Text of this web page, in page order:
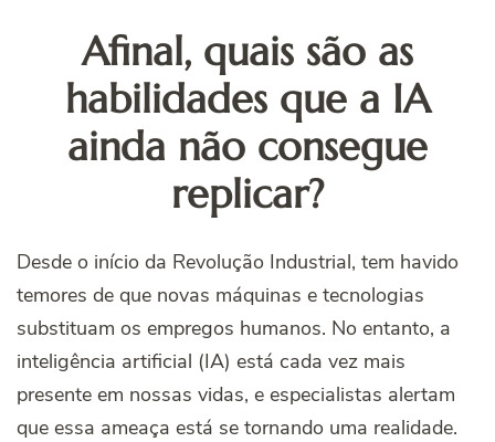
Afinal, quais são as
habilidades que a IA
ainda não consegue
replicar?
Desde o início da Revolução Industrial, tem havido
temores de que novas máquinas e tecnologias
substituam os empregos humanos. No entanto, a
inteligência artificial (IA) está cada vez mais
presente em nossas vidas, e especialistas alertam
que essa ameaça está se tornando uma realidade.